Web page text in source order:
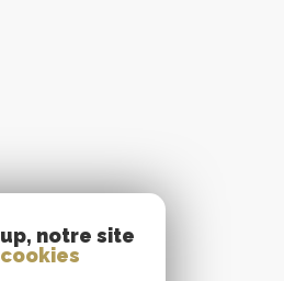
notre site